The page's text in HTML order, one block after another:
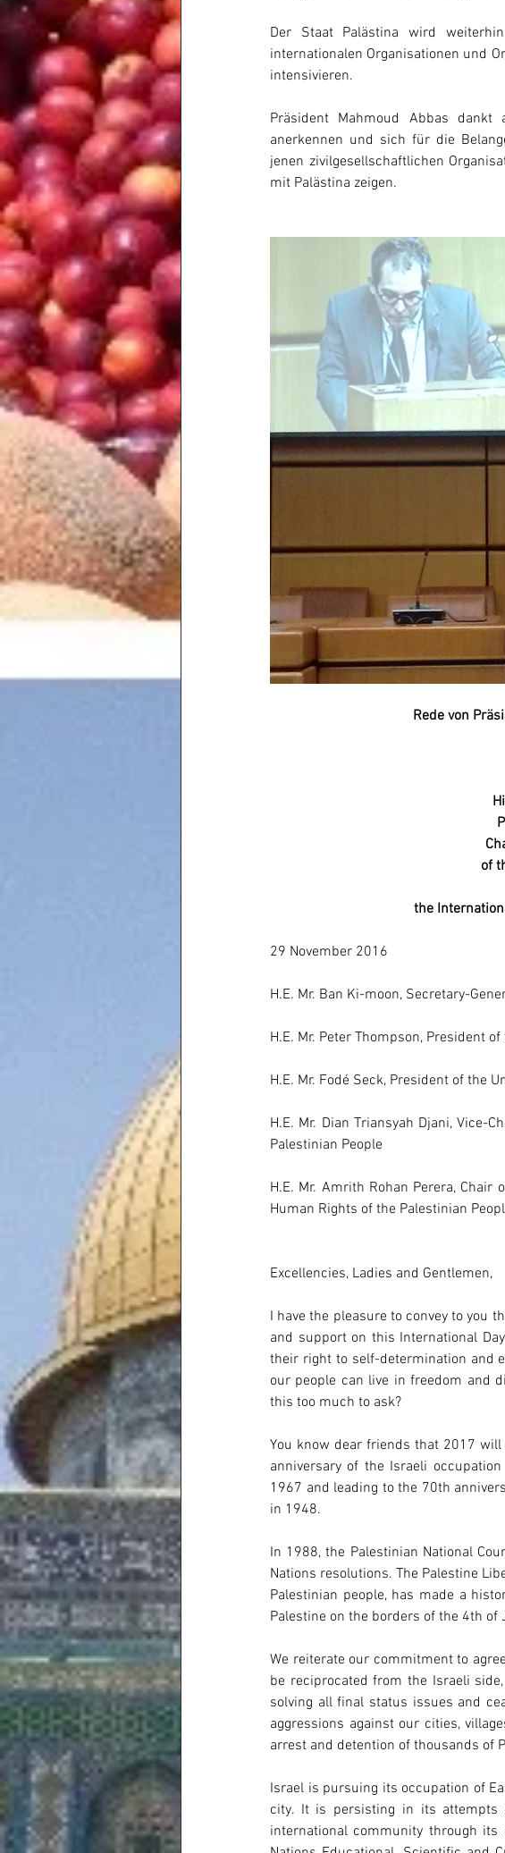
Der Staat Palästina wird
internationalen Organisationen und
intensivieren.
Präsident Mahmoud Abbas dankt
anerkennen und sich für die
jenen zivilgesellschaftlichen
mit Palästina zeigen.
Rede von
of
the
29 November 2016
H.E. Mr. Ban Ki-moon, Secretary-
H.E. Mr. Peter Thompson, President
H.E. Mr. Fodé Seck, President of the
H.E. Mr. Dian Triansyah Djani, Vice-
Palestinian People
H.E. Mr. Amrith Rohan Perera,
Human Rights of the Palestinian
Excellencies, Ladies and Gentlemen,
I have the pleasure to convey to you
and support on this International
their right to self-determination and
our people can live in freedom and
this too much to ask?
You know dear friends that 2017
anniversary of the Israeli
1967 and leading to the 70th
in 1948.
In 1988, the Palestinian National
Nations resolutions. The Palestine
Palestinian people, has made a
Palestine on the borders of the 4th
We reiterate our commitment to
be reciprocated from the Israeli
solving all final status issues and
aggressions against our cities,
arrest and detention of thousands of
Israel is pursuing its occupation of
city. It is persisting in its
international community through